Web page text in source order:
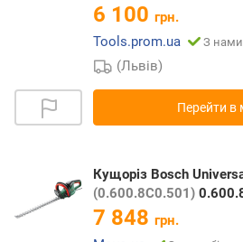
6 100 грн.
Tools.prom.ua
З нами
(Львів)
Перейти в
Кущоріз Bosch
(0.600.8C0.501)
7 848 грн.